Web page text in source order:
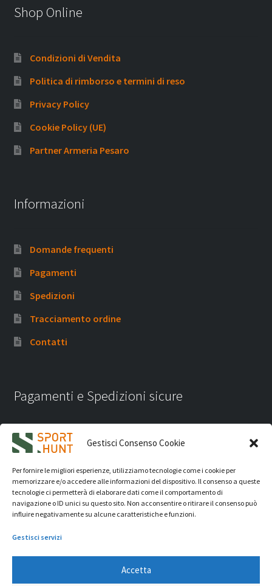
Gestisci Consenso Cookie
Per fornire le migliori esperienze, utilizziamo tecnologie come i cookie per
memorizzare e/o accedere alle informazioni del dispositivo. Il consenso a queste
tecnologie ci permetterà di elaborare dati come il comportamento di
navigazione o ID unici su questo sito. Non acconsentire o ritirare il consenso può
influire negativamente su alcune caratteristiche e funzioni.
Gestisci servizi
Accetta
Shop Online
Condizioni di Vendita
Politica di rimborso e termini di reso
Privacy Policy
Cookie Policy (UE)
Partner Armeria Pesaro
Informazioni
Domande frequenti
Pagamenti
Spedizioni
Tracciamento ordine
Contatti
Pagamenti e Spedizioni sicure